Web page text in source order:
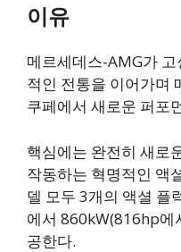
이유
메르세데스-AMG가
적인 전통을 이어가며
쿠페에서 새로운 퍼포
핵심에는 완전히 새로
작동하는 혁명적인 액
델 모두 3개의 액셜 플
에서 860kW(816hp에
공한다.